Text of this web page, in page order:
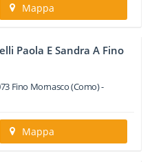
Mappa
Paola E Sandra A Fino
Fino Mornasco(Como) -
Mappa